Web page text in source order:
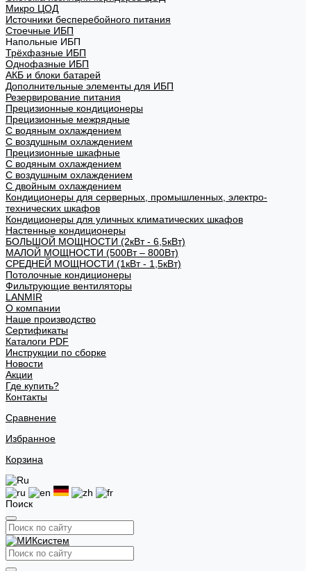
Микро ЦОД
Источники бесперебойного питания
Стоечные ИБП
Напольные ИБП
Трёхфазные ИБП
Однофазные ИБП
АКБ и блоки батарей
Дополнительные элементы для ИБП
Резервирование питания
Прецизионные кондиционеры
Прецизионные межрядные
С водяным охлаждением
С воздушным охлаждением
Прецизионные шкафные
С водяным охлаждением
С воздушным охлаждением
С двойным охлаждением
Кондиционеры для серверных, промышленных, электро-
технических шкафов
Кондиционеры для уличных климатических шкафов
Настенные кондиционеры
БОЛЬШОЙ МОЩНОСТИ (2кВт - 6,5кВт)
МАЛОЙ МОЩНОСТИ (500Вт – 800Вт)
СРЕДНЕЙ МОЩНОСТИ (1кВт - 1,5кВт)
Потолочные кондиционеры
Фильтрующие вентиляторы
LANMIR
О компании
Наше производство
Сертификаты
Каталоги PDF
Инструкции по сборке
Новости
Акции
Где купить?
Контакты
Сравнение
Избранное
Корзина
Поиск